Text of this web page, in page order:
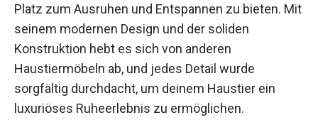
Platz zum Ausruhen und Entspannen zu bieten. Mit
seinem modernen Design und der soliden
Konstruktion hebt es sich von anderen
Haustiermöbeln ab, und jedes Detail wurde
sorgfältig durchdacht, um deinem Haustier ein
luxuriöses Ruheerlebnis zu ermöglichen.